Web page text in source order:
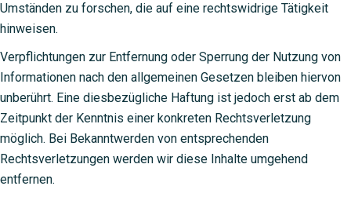
Umständen zu forschen, die auf eine rechtswidrige Tätigkeit
hinweisen.
Verpflichtungen zur Entfernung oder Sperrung der Nutzung von
Informationen nach den allgemeinen Gesetzen bleiben hiervon
unberührt. Eine diesbezügliche Haftung ist jedoch erst ab dem
Zeitpunkt der Kenntnis einer konkreten Rechtsverletzung
möglich. Bei Bekanntwerden von entsprechenden
Rechtsverletzungen werden wir diese Inhalte umgehend
entfernen.